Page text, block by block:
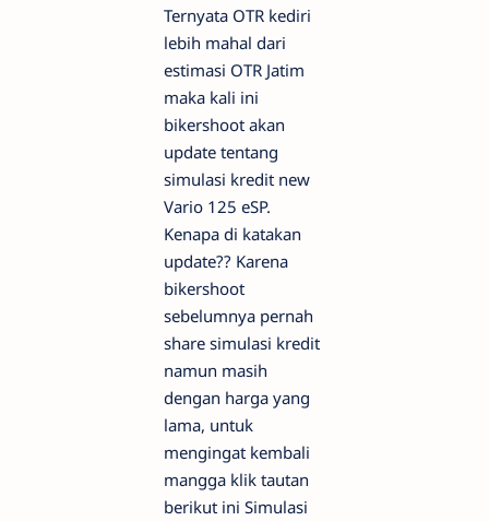
Ternyata OTR kediri
lebih mahal dari
estimasi OTR Jatim
maka kali ini
bikershoot akan
update tentang
simulasi kredit new
Vario 125 eSP.
Kenapa di katakan
update?? Karena
bikershoot
sebelumnya pernah
share simulasi kredit
namun masih
dengan harga yang
lama, untuk
mengingat kembali
mangga klik tautan
berikut ini Simulasi